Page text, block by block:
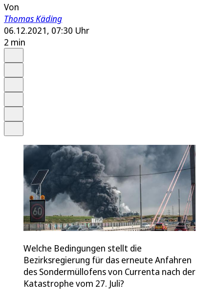
Von
Thomas Käding
06.12.2021, 07:30 Uhr
2 min
Welche Bedingungen stellt die
Bezirksregierung für das erneute Anfahren
des Sondermüllofens von Currenta nach der
Katastrophe vom 27. Juli?